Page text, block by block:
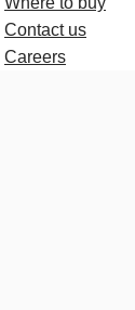
Contact us
Careers